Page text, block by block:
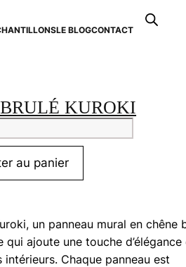
LE BLOGCONTACT
de
KUROKI
au panier
un panneau mural en chêne
ajoute une touche d’élégance
Chaque panneau est